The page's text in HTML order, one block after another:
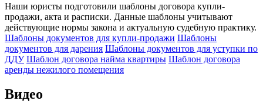
Наши юристы подготовили шаблоны договора купли-
продажи, акта и расписки. Данные шаблоны учитывают
действующие нормы закона и актуальную судебную практику.
Шаблоны документов для купли-продажи Шаблоны
документов для дарения Шаблоны документов для уступки по
ДДУ Шаблон договора найма квартиры Шаблон договора
аренды нежилого помещения
Видео